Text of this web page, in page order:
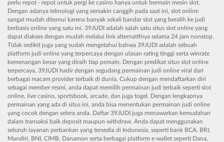
perlu repot - repot untuk pergi ke casino hanya untuk bermain mesin slot.
Dengan adanya teknologi yang semakin canggih pada saat ini, slot online
sangat mudah ditemui karena banyak sekali bandar slot yang beralih ke judi
berbasis online yang satu ini. 39JUDI adalah salah satu situs slot online yang
dapat diakses dengan mudah melalui link alternatifnya selama 24 jam nonstop.
Tidak sedikit juga yang sudah mengetahui bahwa 39JUDI adalah sebuah
platform judi online yang terpercaya dengan ulasan rating tinggi serta winrate
kemenangan besar yang diraih tiap pemain. Dengan predikat situs slot online
terpercaya, 39JUDI hadir dengan segudang permainan judi online viral dari
berbagai macam provider terbaik di dunia. Cukup dengan mendaftarkan diri
sebagai member resmi, anda dapat memilih permainan judi terbaik seperti slot
online, live casino, sportsbook, arcade, dan juga togel. Dengan lengkapnya
permainan yang ada di situs ini, anda bisa menentukan permainan judi online
yang cocok dengan selera anda. Daftar 39JUDI juga menawarkan kemudahan
dalam transaksi baik deposit maupun withdraw. Anda dapat menggunakan
seluruh layanan perbankan yang tersedia di Indonesia, seperti bank BCA, BRI,
Mandiri, BNI, CIMB, Danamon serta berbagai platform e-wallet seperti Dana,